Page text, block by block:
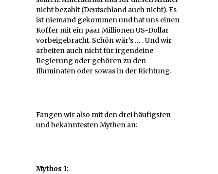
nicht bezahlt (Deutschland auch nicht). Es
ist niemand gekommen und hat uns einen
Koffer mit ein paar Millionen US-Dollar
vorbeigebracht. Schön wär’s … . Und wir
arbeiten auch nicht für irgendeine
Regierung oder gehören zu den
Illuminaten oder sowas in der Richtung.
Fangen wir also mit den drei häufigsten
und bekanntesten Mythen an:
Mythos 1: